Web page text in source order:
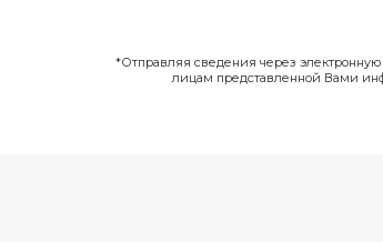
*Отправляя сведения через электронную
лицам представленной Вами